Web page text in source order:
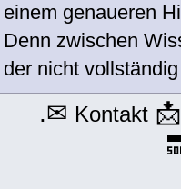
einem genaueren
Denn zwischen
der nicht
.✉ Kontakt